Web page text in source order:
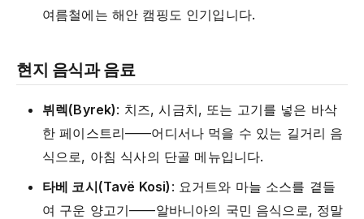
여름철에는 해안 캠핑도 인기입니다.
현지 음식과 음료
뷔렉(Byrek): 치즈, 시금치, 또는 고기를 넣은 바삭
한 페이스트리——어디서나 먹을 수 있는 길거리 음
식으로, 아침 식사의 단골 메뉴입니다.
타베 코시(Tavë Kosi) : 요거트와 마늘 소스를 곁들
여 구운 양고기——알바니아의 국민 음식으로, 정말